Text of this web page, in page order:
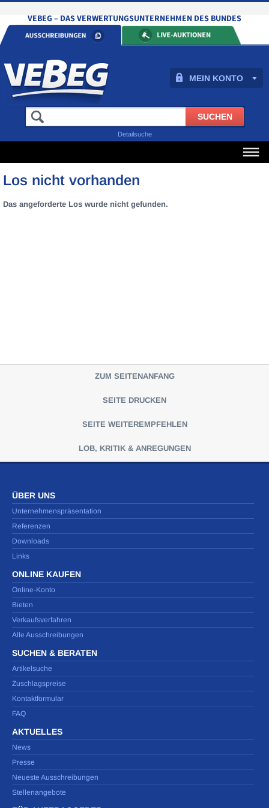
MEIN KONTO
Detailsuche
Los nicht vorhanden
Das angeforderte Los wurde nicht gefunden.
ZUM SEITENANFANG
SEITE DRUCKEN
SEITE WEITEREMPFEHLEN
LOB, KRITIK & ANREGUNGEN
ÜBER UNS
Unternehmenspräsentation
Referenzen
Downloads
Links
ONLINE KAUFEN
Online-Konto
Bieten
Verkaufsverfahren
Alle Ausschreibungen
SUCHEN & BERATEN
Artikelsuche
Zuschlagspreise
Kontaktformular
FAQ
AKTUELLES
News
Presse
Neueste Ausschreibungen
Stellenangebote